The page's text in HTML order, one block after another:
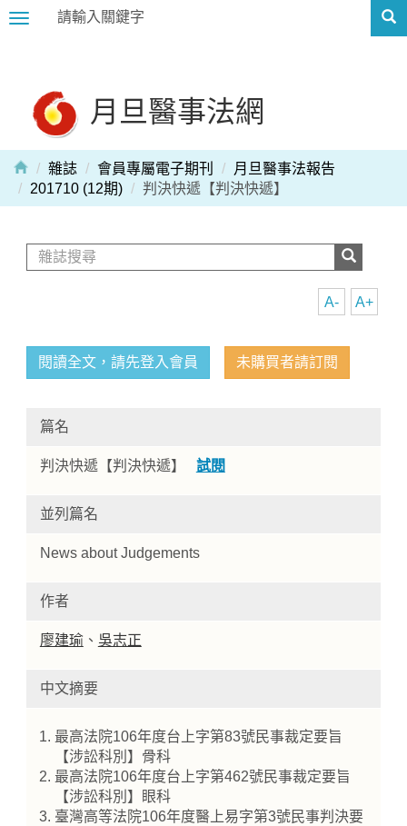
Toggle
月旦醫事法網
Home
雜誌 會員專屬電子期刊
月旦醫事法報告
201710 (12期)
判決快遞【判決快遞】
A+
A-
閱讀全文，請先登入會員 未購買者請訂閱
篇名
判決快遞【判決快遞】 試閱
並列篇名
News about Judgements
作者
廖建瑜 、 吳志正
中文摘要
最高法院106年度台上字第83號民事裁定要旨
【涉訟科別】骨科
最高法院106年度台上字第462號民事裁定要旨
【涉訟科別】眼科
臺灣高等法院106年度醫上易字第3號民事判決要